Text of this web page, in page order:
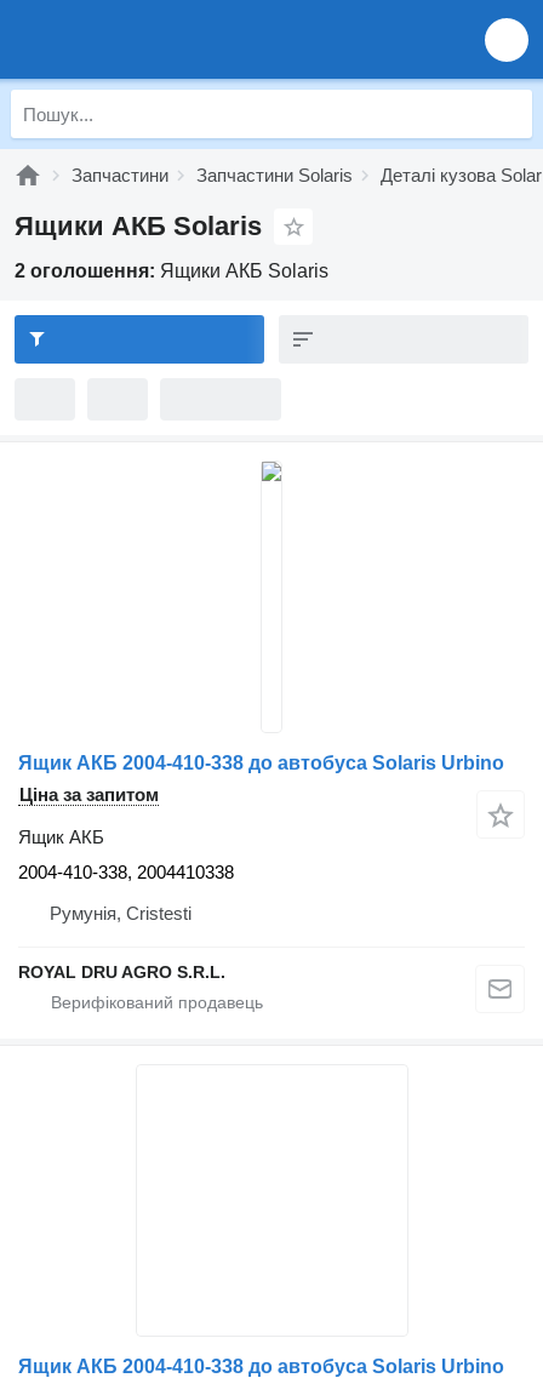
Запчастини Запчастини Solaris Деталі кузова
Ящики АКБ Solaris
2 оголошення: Ящики АКБ Solaris
Ящик АКБ 2004-410-338 до автобуса Solaris Urbino
Ціна за запитом
Ящик АКБ
2004-410-338, 2004410338
Румунія, Cristesti
ROYAL DRU AGRO S.R.L.
Ящик АКБ 2004-410-338 до автобуса Solaris Urbino